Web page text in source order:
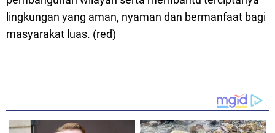
lingkungan yang aman, nyaman dan bermanfaat bagi
masyarakat luas. (red)